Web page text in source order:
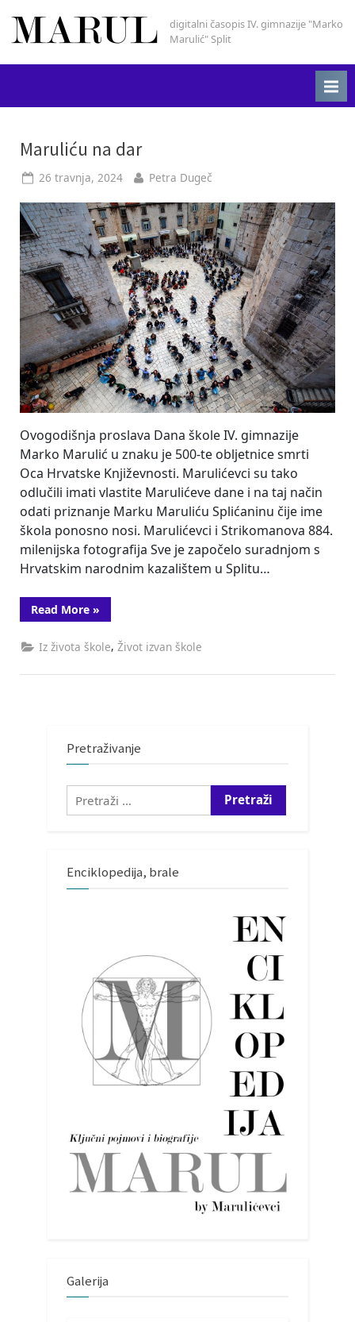
content
Marul
digitalni časopis IV. gimnazije "Marko
Marulić" Split
Oznaka:
Bili
tići
Maruliću na dar
Posted
26 travnja, 2024 By
Petra Dugeč
Ovogodišnja proslava Dana škole IV. gimnazije
Marko Marulić u znaku je 500-te obljetnice smrti
Oca Hrvatske Književnosti. Marulićevci su tako
odlučili imati vlastite Marulićeve dane i na taj način
odati priznanje Marku Maruliću Splićaninu čije ime
škola ponosno nosi. Marulićevci i Strikomanova 884.
milenijska fotografija Sve je započelo suradnjom s
Hrvatskim narodnim kazalištem u Splitu…
Read More“Maruliću
na
»
Iz života škole,Život izvan škole
Pretraživanje
Pretraži:
Enciklopedija, brale
Galerija